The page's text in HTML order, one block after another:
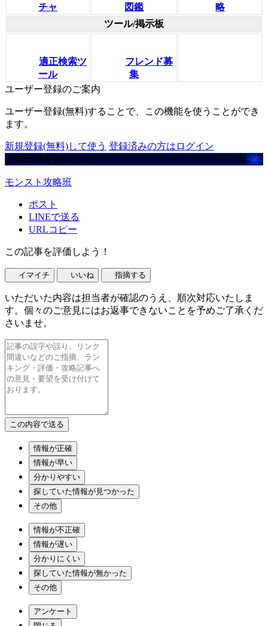
チャ
図鑑
略
ツール/掲示板
適正検索ツ
ール
フレンド募
集
ユーザー登録のご案内
ユーザー登録(無料)することで、この機能を使うことができ
ます。
新規登録(無料)して使う 登録済みの方はログイン
この記事を書いた人
モンスト攻略班
ポスト
LINEで送る
URLコピー
この記事を評価しよう！
イマイチ いいね 指摘する
いただいた内容は担当者が確認のうえ、順次対応いたしま
す。個々のご意見にはお返事できないことを予めご了承くだ
さいませ。
情報が正確
情報が早い
分かりやすい
探していた情報が見つかった
その他
情報が不正確
情報が遅い
分かりにくい
探していた情報が無かった
その他
アンケート